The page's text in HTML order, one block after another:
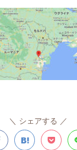
シェアする